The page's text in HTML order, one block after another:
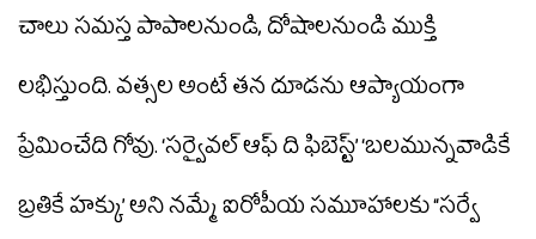
చాలు సమస్త పాపాలనుండి, దోషాలనుండి ముక్తి
లభిస్తుంది. వత్సల అంటే తన దూడను ఆప్యాయంగా
ప్రేమించేది గోవు. ‘సర్వైవల్ ఆఫ్ ది ఫిబెస్ట్’ ‘బలమున్నవాడికే
బ్రతికే హక్కు’ అని నమ్మే ఐరోపీయ సమూహాలకు “సర్వే